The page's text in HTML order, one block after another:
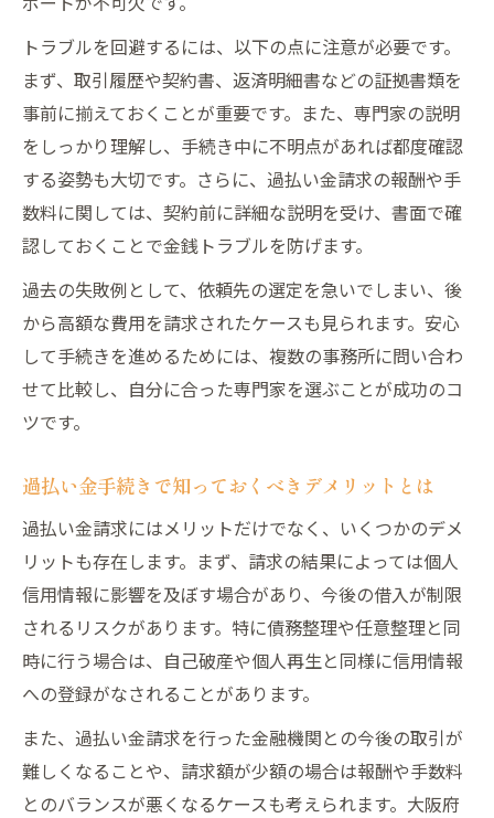
トラブルを回避するには、以下の点に注意が必要です。
まず、取引履歴や契約書、返済明細書などの証拠書類を
事前に揃えておくことが重要です。また、専門家の説明
をしっかり理解し、手続き中に不明点があれば都度確認
する姿勢も大切です。さらに、過払い金請求の報酬や手
数料に関しては、契約前に詳細な説明を受け、書面で確
認しておくことで金銭トラブルを防げます。
過去の失敗例として、依頼先の選定を急いでしまい、後
から高額な費用を請求されたケースも見られます。安心
して手続きを進めるためには、複数の事務所に問い合わ
せて比較し、自分に合った専門家を選ぶことが成功のコ
ツです。
過払い金手続きで知っておくべきデメリットとは
過払い金請求にはメリットだけでなく、いくつかのデメ
リットも存在します。まず、請求の結果によっては個人
信用情報に影響を及ぼす場合があり、今後の借入が制限
されるリスクがあります。特に債務整理や任意整理と同
時に行う場合は、自己破産や個人再生と同様に信用情報
への登録がなされることがあります。
また、過払い金請求を行った金融機関との今後の取引が
難しくなることや、請求額が少額の場合は報酬や手数料
とのバランスが悪くなるケースも考えられます。大阪府